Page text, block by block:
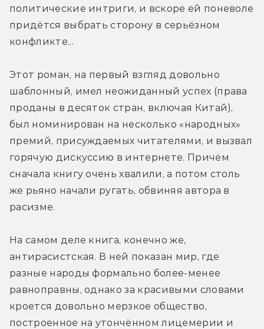
политические интриги, и вскоре ей поневоле
придётся выбрать сторону в серьёзном
конфликте...
Этот роман, на первый взгляд довольно
шаблонный, имел неожиданный успех (права
проданы в десяток стран, включая Китай),
был номинирован на несколько «народных»
премий, присуждаемых читателями, и вызвал
горячую дискуссию в интернете. Причём
сначала книгу очень хвалили, а потом столь
же рьяно начали ругать, обвиняя автора в
расизме.
На самом деле книга, конечно же,
антирасистская. В ней показан мир, где
разные народы формально более-менее
равноправны, однако за красивыми словами
кроется довольно мерзкое общество,
построенное на утончённом лицемерии и